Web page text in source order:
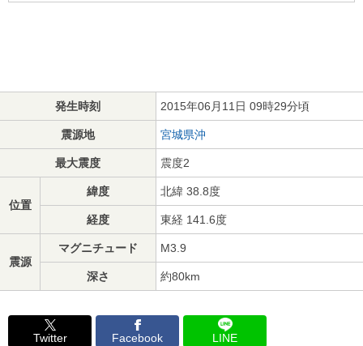
発生時刻 2015年06月11日 09時29分頃
震源地 宮城県沖
最大震度 震度2
位置
緯度 北緯 38.8度
経度 東経 141.6度
震源
マグニチュード M3.9
深さ 約80km
Twitter Facebook LINE